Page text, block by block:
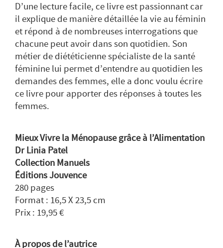
D’une lecture facile, ce livre est passionnant car
il explique de manière détaillée la vie au féminin
et répond à de nombreuses interrogations que
chacune peut avoir dans son quotidien. Son
métier de diététicienne spécialiste de la santé
féminine lui permet d’entendre au quotidien les
demandes des femmes, elle a donc voulu écrire
ce livre pour apporter des réponses à toutes les
femmes.
Mieux Vivre la Ménopause grâce à l’Alimentation
Dr Linia Patel
Collection Manuels
Éditions Jouvence
280 pages
Format : 16,5 X 23,5 cm
Prix : 19,95 €
À propos de l’autrice